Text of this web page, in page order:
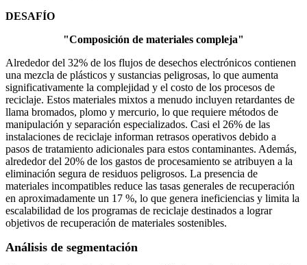
DESAFÍO
"Composición de materiales compleja"
Alrededor del 32% de los flujos de desechos electrónicos contienen
una mezcla de plásticos y sustancias peligrosas, lo que aumenta
significativamente la complejidad y el costo de los procesos de
reciclaje. Estos materiales mixtos a menudo incluyen retardantes de
llama bromados, plomo y mercurio, lo que requiere métodos de
manipulación y separación especializados. Casi el 26% de las
instalaciones de reciclaje informan retrasos operativos debido a
pasos de tratamiento adicionales para estos contaminantes. Además,
alrededor del 20% de los gastos de procesamiento se atribuyen a la
eliminación segura de residuos peligrosos. La presencia de
materiales incompatibles reduce las tasas generales de recuperación
en aproximadamente un 17 %, lo que genera ineficiencias y limita la
escalabilidad de los programas de reciclaje destinados a lograr
objetivos de recuperación de materiales sostenibles.
Análisis de segmentación